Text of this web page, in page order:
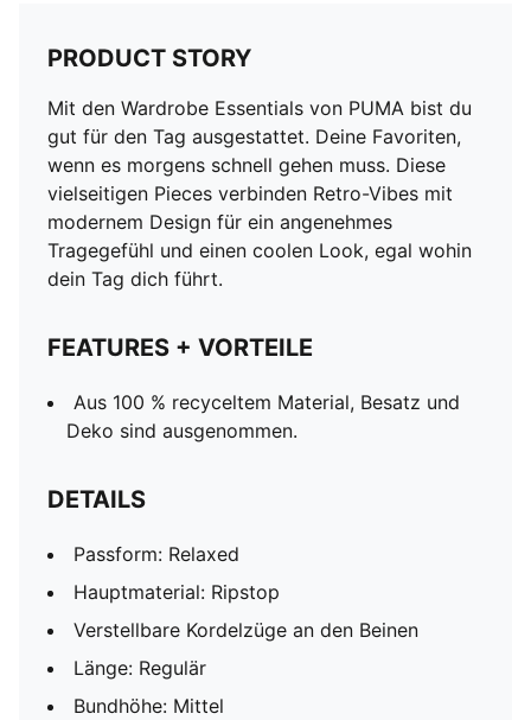
PRODUCT STORY
Mit den Wardrobe Essentials von PUMA bist du
gut für den Tag ausgestattet. Deine Favoriten,
wenn es morgens schnell gehen muss. Diese
vielseitigen Pieces verbinden Retro-Vibes mit
modernem Design für ein angenehmes
Tragegefühl und einen coolen Look, egal wohin
dein Tag dich führt.
FEATURES + VORTEILE
Aus 100 % recyceltem Material, Besatz und
Deko sind ausgenommen.
DETAILS
Passform: Relaxed
Hauptmaterial: Ripstop
Verstellbare Kordelzüge an den Beinen
Länge: Regulär
Bundhöhe: Mittel